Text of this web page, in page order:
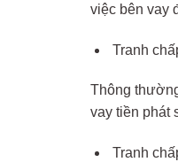
việc bên vay
Tranh
Thông
vay tiền phát
Tranh